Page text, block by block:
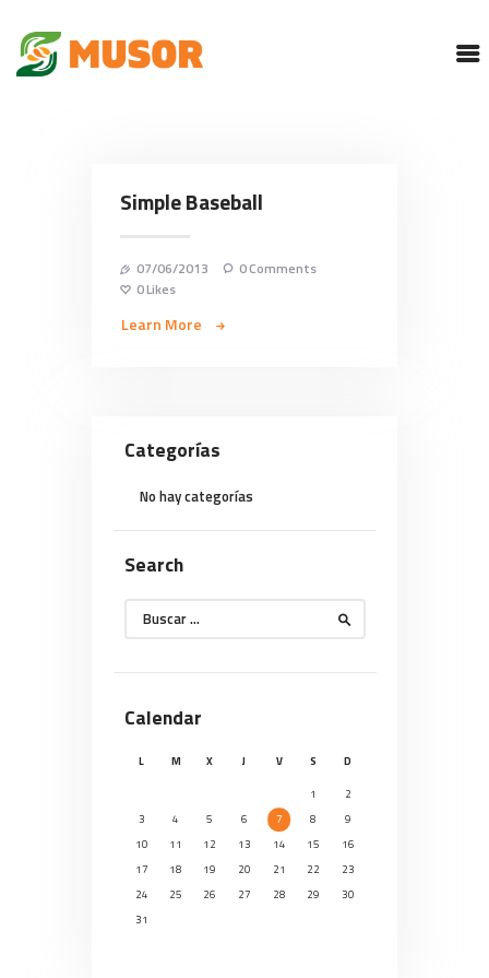
CORREO INSTITUCIONAL
Simple Baseball
07/06/2013 0Comments
0Likes
Learn More
Categorías
No hay categorías
Search
Buscar:
Calendar
L M X J V S
D
1
2
3
4 5 6 7 8
9
10
11 12 13 14 15
16
17
18 19 20 21 22
23
24
25 26 27 28 29
30
31